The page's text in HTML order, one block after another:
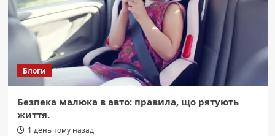
Блоги
Безпека малюка в авто: правила, що рятують
життя.
1 день тому назад